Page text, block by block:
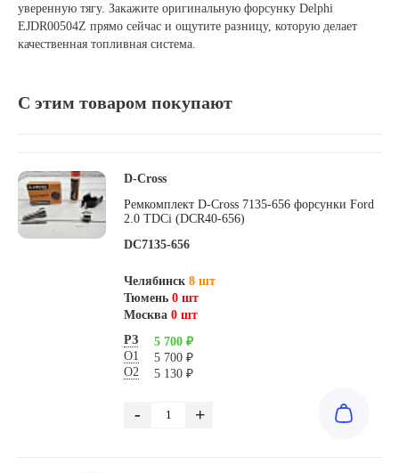
уверенную тягу. Закажите оригинальную форсунку Delphi
EJDR00504Z прямо сейчас и ощутите разницу, которую делает
качественная топливная система.
С этим товаром покупают
D-Cross
Ремкомплект D-Cross 7135-656 форсунки Ford
2.0 TDCi (DCR40-656)
DC7135-656
Челябинск 8 шт
Тюмень 0 шт
Москва 0 шт
РЗ
5 700 ₽
О1
5 700 ₽
О2
5 130 ₽
- +